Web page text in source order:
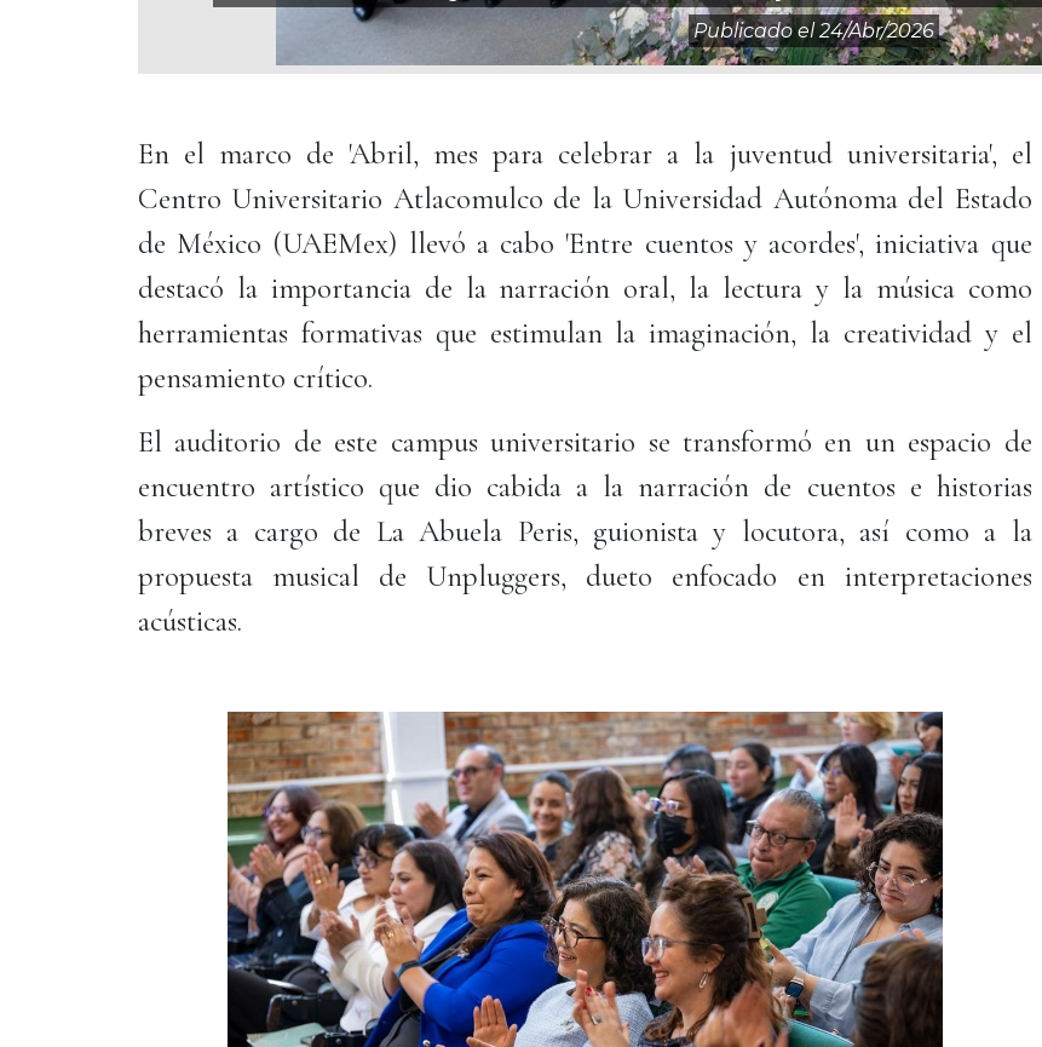
Publicado el24/abr/2026
En el marco de 'Abril, mes para celebrar a la juventud universitaria', el
Centro Universitario Atlacomulco de la Universidad Autónoma del Estado
de México (UAEMex) llevó a cabo 'Entre cuentos y acordes', iniciativa que
destacó la importancia de la narración oral, la lectura y la música como
herramientas formativas que estimulan la imaginación, la creatividad y el
pensamiento crítico.
El auditorio de este campus universitario se transformó en un espacio de
encuentro artístico que dio cabida a la narración de cuentos e historias
breves a cargo de La Abuela Peris, guionista y locutora, así como a la
propuesta musical de Unpluggers, dueto enfocado en interpretaciones
acústicas.